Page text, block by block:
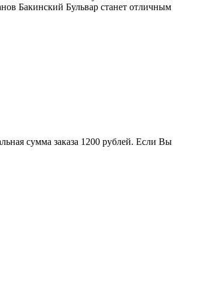
Бакинский Бульвар станет отличным
сумма заказа 1200 рублей. Если Вы